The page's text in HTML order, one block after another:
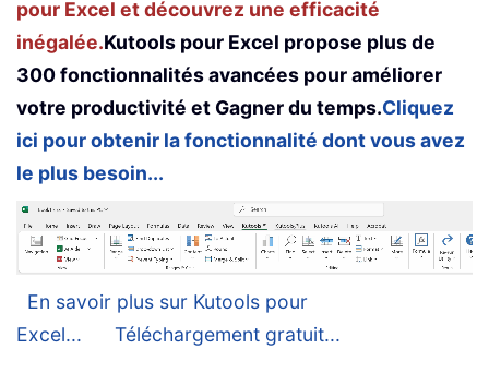
pour Excel et découvrez une efficacité
inégalée.Kutools pour Excel propose plus de
300 fonctionnalités avancées pour améliorer
votre productivité et Gagner du temps.Cliquez
ici pour obtenir la fonctionnalité dont vous avez
le plus besoin...
En savoir plus sur Kutools pour
Excel...
Téléchargement gratuit...